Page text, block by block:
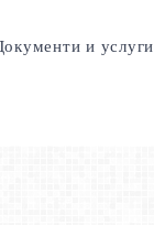
и услуги